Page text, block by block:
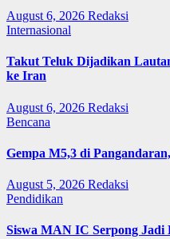
August 6, 2026 Redaksi
Internasional
Takut Teluk Dijadikan
ke Iran
August 6, 2026 Redaksi
Bencana
Gempa M5,3 di
August 5, 2026 Redaksi
Pendidikan
Siswa MAN IC Serpong Jadi